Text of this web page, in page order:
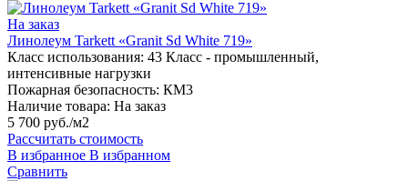
На заказ
Линолеум Tarkett «Granit Sd White 719»
Класс использования: 43 Класс - промышленный,
интенсивные нагрузки
Пожарная безопасность: КМ3
Наличие товара: На заказ
5 700 руб./м2
Рассчитать стоимость
В избранное В избранном
Сравнить